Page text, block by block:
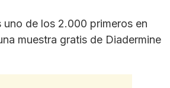
uno de los 2.000 primeros en
muestra gratis de Diadermine